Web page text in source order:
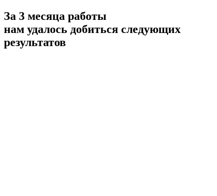
За 3 месяца работы
нам удалось добиться следующих
результатов